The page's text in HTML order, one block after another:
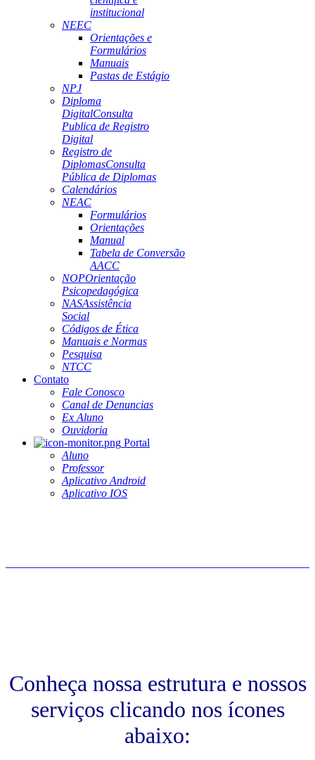
institucional
NEEC
Orientações e
Formulários
Manuais
Pastas de Estágio
NPJ
Diploma
DigitalConsulta
Publica de Registro
Digital
Registro de
DiplomasConsulta
Pública de Diplomas
Calendários
NEAC
Formulários
Orientações
Manual
Tabela de Conversão
AACC
NOPOrientação
Psicopedagógica
NASAssistência
Social
Códigos de Ética
Manuais e Normas
Pesquisa
NTCC
Contato
Fale Conosco
Canal de Denuncias
Ex Aluno
Ouvidoria
Portal
Aluno
Professor
Aplicativo Android
Aplicativo IOS
Conheça nossa estrutura e nossos
serviços clicando nos ícones
abaixo: